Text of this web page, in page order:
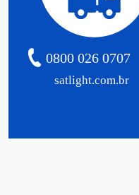
satlight.com.br
0800 026 0707